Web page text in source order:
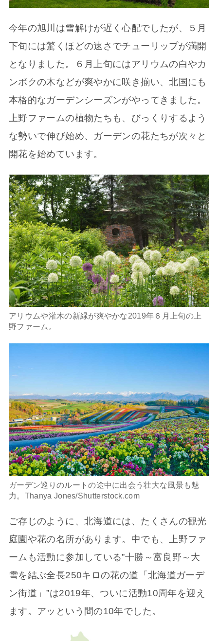
今年の旭川は雪解けが遅く心配でしたが、５月
下旬には驚くほどの速さでチューリップが満開
となりました。６月上旬にはアリウムの白やカ
ンボクの木などが爽やかに咲き揃い、北国にも
本格的なガーデンシーズンがやってきました。
上野ファームの植物たちも、びっくりするよう
な勢いで伸び始め、ガーデンの花たちが次々と
開花を始めています。
アリウムや灌木の新緑が爽やかな2019年６月上旬の上
野ファーム。
ガーデン巡りのルートの途中に出会う壮大な風景も魅
力。Thanya Jones/Shutterstock.com
ご存じのように、北海道には、たくさんの観光
庭園や花の名所があります。中でも、上野ファ
ームも活動に参加している”十勝～富良野～大
雪を結ぶ全長250キロの花の道「北海道ガーデ
ン街道」”は2019年、ついに活動10周年を迎え
ます。アッという間の10年でした。